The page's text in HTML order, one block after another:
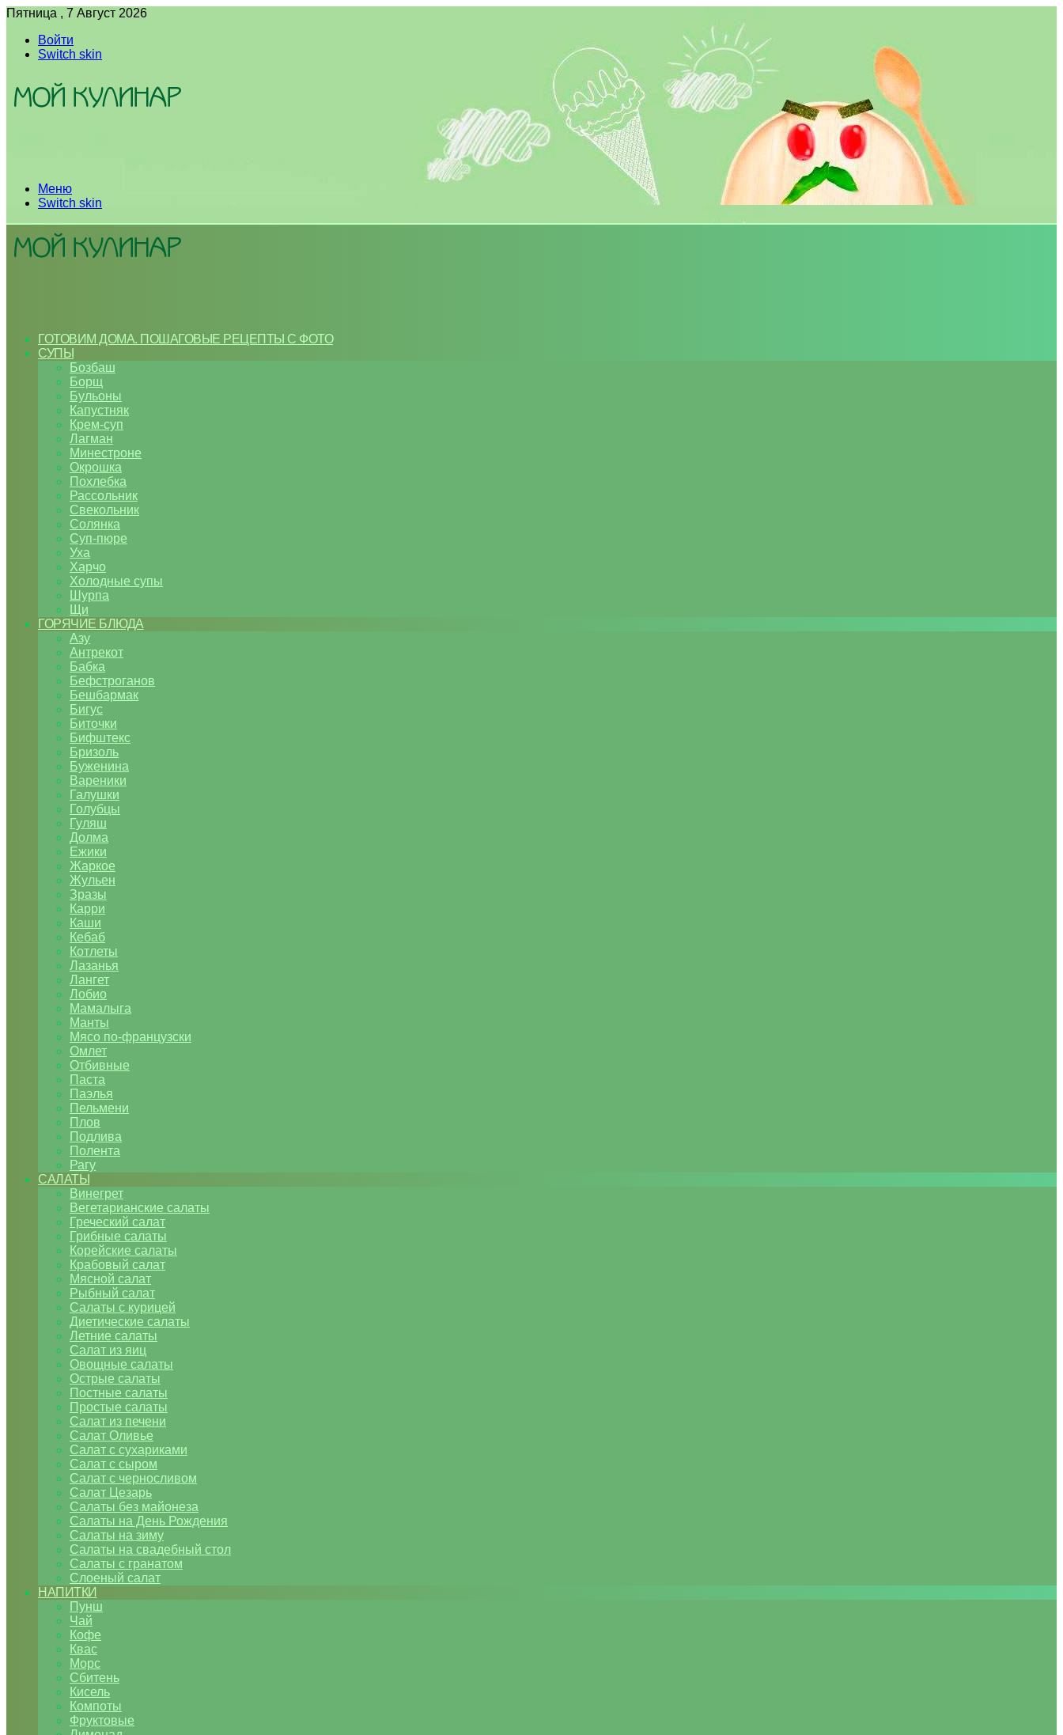
Пятница , 7 Август 2026
Войти
Switch skin
Меню
Switch skin
ГОТОВИМ ДОМА. ПОШАГОВЫЕ РЕЦЕПТЫ С ФОТО
СУПЫ
Бозбаш
Борщ
Бульоны
Капустняк
Крем-суп
Лагман
Минестроне
Окрошка
Похлебка
Рассольник
Свекольник
Солянка
Суп-пюре
Уха
Харчо
Холодные супы
Шурпа
Щи
ГОРЯЧИЕ БЛЮДА
Азу
Антрекот
Бабка
Бефстроганов
Бешбармак
Бигус
Биточки
Бифштекс
Бризоль
Буженина
Вареники
Галушки
Голубцы
Гуляш
Долма
Ежики
Жаркое
Жульен
Зразы
Карри
Каши
Кебаб
Котлеты
Лазанья
Лангет
Лобио
Мамалыга
Манты
Мясо по-французски
Омлет
Отбивные
Паста
Паэлья
Пельмени
Плов
Подлива
Полента
Рагу
САЛАТЫ
Винегрет
Вегетарианские салаты
Греческий салат
Грибные салаты
Корейские салаты
Крабовый салат
Мясной салат
Рыбный салат
Салаты с курицей
Диетические салаты
Летние салаты
Салат из яиц
Овощные салаты
Острые салаты
Постные салаты
Простые салаты
Салат из печени
Салат Оливье
Салат с сухариками
Салат с сыром
Салат с черносливом
Салат Цезарь
Салаты без майонеза
Салаты на День Рождения
Салаты на зиму
Салаты на свадебный стол
Салаты с гранатом
Слоеный салат
НАПИТКИ
Пунш
Чай
Кофе
Квас
Морс
Сбитень
Кисель
Компоты
Фруктовые